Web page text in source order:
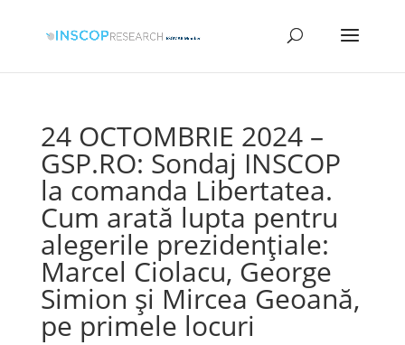
24 OCTOMBRIE 2024 –
GSP.RO: Sondaj INSCOP
la comanda Libertatea.
Cum arată lupta pentru
alegerile prezidențiale:
Marcel Ciolacu, George
Simion și Mircea Geoană,
pe primele locuri